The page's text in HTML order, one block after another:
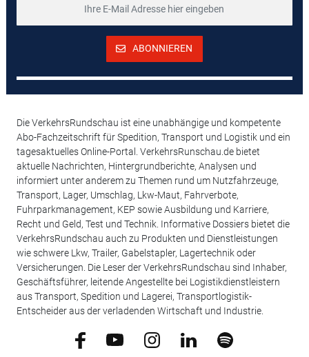
ABONNIEREN
Die VerkehrsRundschau ist eine unabhängige und kompetente
Abo-Fachzeitschrift für Spedition, Transport und Logistik und ein
tagesaktuelles Online-Portal. VerkehrsRunschau.de bietet
aktuelle Nachrichten, Hintergrundberichte, Analysen und
informiert unter anderem zu Themen rund um Nutzfahrzeuge,
Transport, Lager, Umschlag, Lkw-Maut, Fahrverbote,
Fuhrparkmanagement, KEP sowie Ausbildung und Karriere,
Recht und Geld, Test und Technik. Informative Dossiers bietet die
VerkehrsRundschau auch zu Produkten und Dienstleistungen
wie schwere Lkw, Trailer, Gabelstapler, Lagertechnik oder
Versicherungen. Die Leser der VerkehrsRundschau sind Inhaber,
Geschäftsführer, leitende Angestellte bei Logistikdienstleistern
aus Transport, Spedition und Lagerei, Transportlogistik-
Entscheider aus der verladenden Wirtschaft und Industrie.